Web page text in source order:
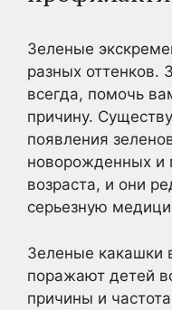
Зеленые
разных оттенков.
всегда, помочь
причину.
появления
новорожденных и
возраста, и они
серьезную
Зеленые какашки
поражают детей
причины и